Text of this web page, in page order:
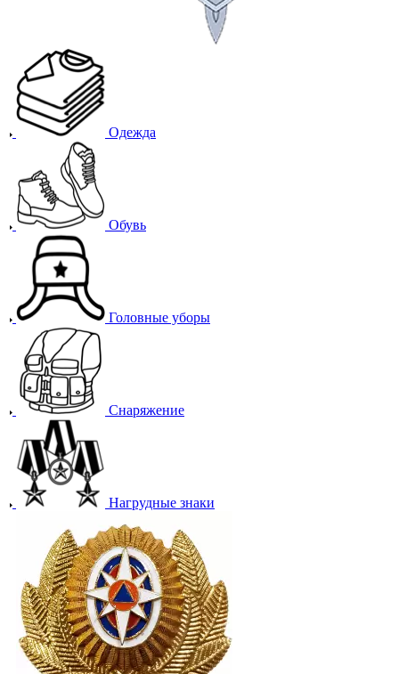
Одежда
Обувь
Головные уборы
Снаряжение
Нагрудные знаки